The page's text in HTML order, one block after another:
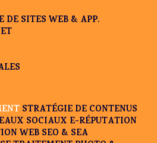
DE SITES WEB & APP.
STRATÉGIE DE CONTENUS
SOCIAUX E-RÉPUTATION
WEB SEO & SEA